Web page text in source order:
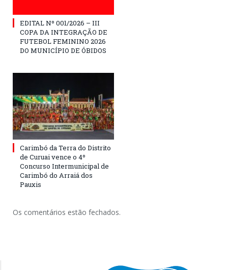
EDITAL Nº 001/2026 – III
COPA DA INTEGRAÇÃO DE
FUTEBOL FEMININO 2026
DO MUNICÍPIO DE ÓBIDOS
Carimbó da Terra do Distrito
de Curuai vence o 4º
Concurso Intermunicipal de
Carimbó do Arraiá dos
Pauxis
Os comentários estão fechados.